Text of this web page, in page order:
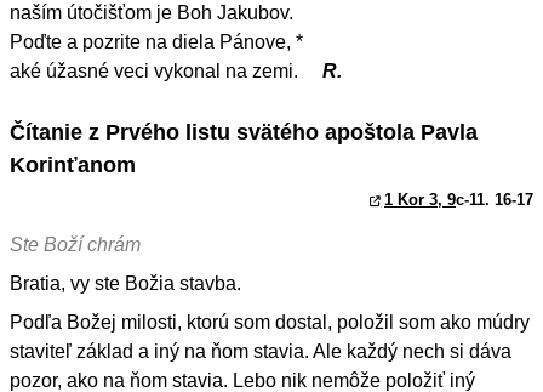
naším útočišťom je Boh Jakubov.
Poďte a pozrite na diela Pánove, *
aké úžasné veci vykonal na zemi.
R.
Čítanie z Prvého listu svätého apoštola Pavla
Korinťanom
1 Kor 3, 9c-11. 16-17
Ste Boží chrám
Bratia, vy ste Božia stavba.
Podľa Božej milosti, ktorú som dostal, položil som ako múdry
staviteľ základ a iný na ňom stavia. Ale každý nech si dáva
pozor, ako na ňom stavia. Lebo nik nemôže položiť iný